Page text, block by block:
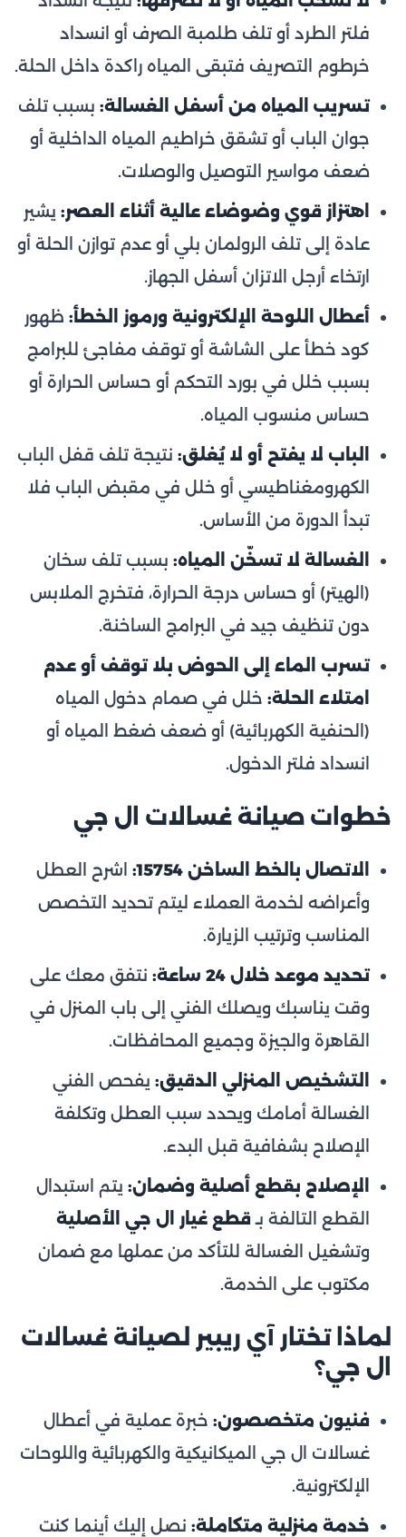
فلتر الطرد أو تلف طلمبة الصرف أو انسداد
خرطوم التصريف فتبقى المياه راكدة داخل الحلة.
تسريب المياه من أسفل الغسالة: بسبب تلف
جوان الباب أو تشقق خراطيم المياه الداخلية أو
ضعف مواسير التوصيل والوصلات.
اهتزاز قوي وضوضاء عالية أثناء العصر: يشير
عادة إلى تلف الرولمان بلي أو عدم توازن الحلة أو
ارتخاء أرجل الاتزان أسفل الجهاز.
أعطال اللوحة الإلكترونية ورموز الخطأ: ظهور
كود خطأ على الشاشة أو توقف مفاجئ للبرامج
بسبب خلل في بورد التحكم أو حساس الحرارة أو
حساس منسوب المياه.
الباب لا يفتح أو لا يُغلق: نتيجة تلف قفل الباب
الكهرومغناطيسي أو خلل في مقبض الباب فلا
تبدأ الدورة من الأساس.
الغسالة لا تسخّن المياه: بسبب تلف سخان
(الهيتر) أو حساس درجة الحرارة، فتخرج الملابس
دون تنظيف جيد في البرامج الساخنة.
تسرب الماء إلى الحوض بلا توقف أو عدم
امتلاء الحلة: خلل في صمام دخول المياه
(الحنفية الكهربائية) أو ضعف ضغط المياه أو
انسداد فلتر الدخول.
خطوات صيانة غسالات ال جي
الاتصال بالخط الساخن 15754:
اشرح العطل
وأعراضه لخدمة العملاء ليتم تحديد التخصص
المناسب وترتيب الزيارة.
تحديد موعد خلال 24 ساعة:
نتفق معك على
وقت يناسبك ويصلك الفني إلى باب المنزل في
القاهرة والجيزة وجميع المحافظات.
التشخيص المنزلي الدقيق: يفحص الفني
الغسالة أمامك ويحدد سبب العطل وتكلفة
الإصلاح بشفافية قبل البدء.
الإصلاح بقطع أصلية وضمان: يتم استبدال
القطع التالفة بـقطع غيار ال جي الأصلية
وتشغيل الغسالة للتأكد من عملها مع ضمان
مكتوب على الخدمة.
لماذا تختار آي ريبير لصيانة غسالات
ال جي؟
فنيون متخصصون: خبرة عملية في أعطال
غسالات ال جي الميكانيكية والكهربائية واللوحات
الإلكترونية.
خدمة منزلية متكاملة: نصل إليك أينما كنت